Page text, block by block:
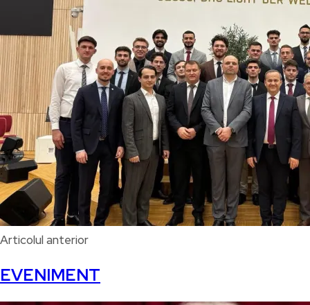
Articolul anterior
EVENIMENT